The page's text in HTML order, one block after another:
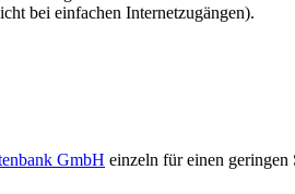
bei einfachen Internetzugängen).
GmbH einzeln für einen geringen